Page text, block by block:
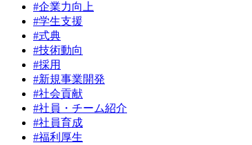
#企業力向上
#学生支援
#式典
#技術動向
#採用
#新規事業開発
#社会貢献
#社員・チーム紹介
#社員育成
#福利厚生